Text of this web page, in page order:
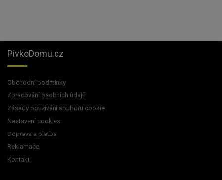
PivkoDomu.cz
Obchodní podmínky
Zpracování osobních údajů
Zásady používání souboru cookie
Nastavení cookies
Doprava a platba
Reklamace
Kontakt